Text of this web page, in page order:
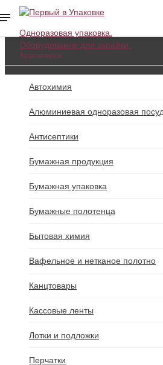
Красноярск
+7 (391) 205-17-40
office@oneupak.ru
Пн-Пт: 09:00-17:00 | Сб 08:00-
г. Красноярск, ул. 4-я Шинная,
+7 (963) 189-75-15
abakan@oneupak.ru
Пн-Пт: 09:00-18:00 | Сб 09:00-
г. Абакан, ул. Заводская, д. 1В
0
ТОВАРОВ: 0 (0.00Р.)
Одноразовая упаковка.
Оборудование для запайки.
КАТАЛОГ
Автохимия
Алюминиевая одноразовая
Антисептики
Бумажная продукция
Бумажная упаковка
Бумажные полотенца
Бытовая химия
Вафельное и нетканое полотно
Канцтовары
Кассовые ленты
Лотки и подложки
Перчатки